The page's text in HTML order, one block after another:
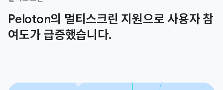
Peloton의 멀티스크린 지원으로 사용자 참
여도가 급증했습니다.